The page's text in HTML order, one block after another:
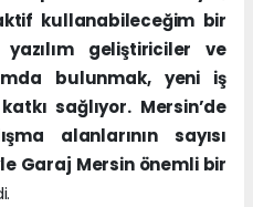
kullanabileceğim bir
geliştiriciler ve
bulunmak, yeni iş
sağlıyor. Mersin’de
alanlarının sayısı
Garaj Mersin önemli bir